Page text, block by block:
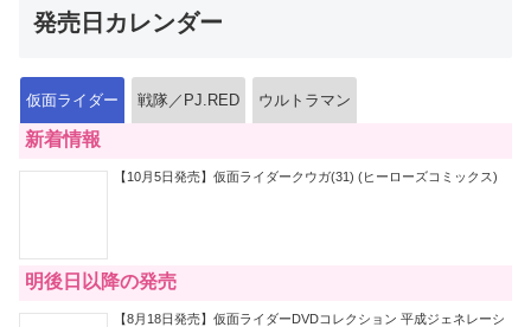
発売日カレンダー
仮面ライダー 戦隊／PJ.RED ウルトラマン
新着情報
【10月5日発売】仮面ライダークウガ(31) (ヒーローズコミックス)
明後日以降の発売
【8月18日発売】仮面ライダーDVDコレクション 平成ジェネレーシ